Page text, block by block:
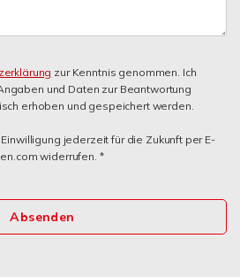
zur Kenntnis genommen. Ich
und Daten zur Beantwortung
erhoben und gespeichert werden.
jederzeit für die Zukunft per E-
widerrufen. *
Absenden